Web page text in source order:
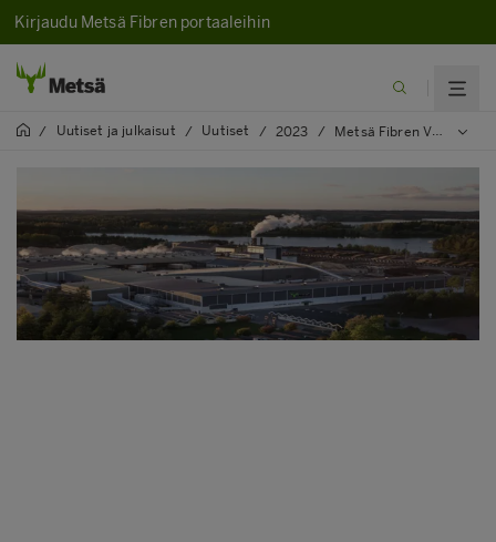
Kirjaudu Metsä Fibren portaaleihin
/ Uutiset ja julkaisut / Uutiset / 2023 / Metsä Fibren Vilppulan sahalla valmistettu jo 18 miljoonaa kuutiota sahatavaraa